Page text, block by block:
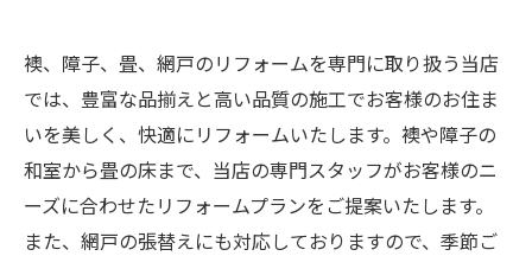
襖、障子、畳、網戸のリフォームを専門に取り扱う当店
では、豊富な品揃えと高い品質の施工でお客様のお住ま
いを美しく、快適にリフォームいたします。襖や障子の
和室から畳の床まで、当店の専門スタッフがお客様のニ
ーズに合わせたリフォームプランをご提案いたします。
また、網戸の張替えにも対応しておりますので、季節ご